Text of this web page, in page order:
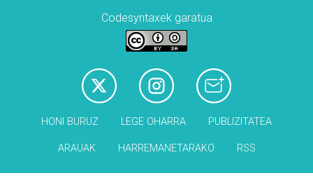
Codesyntaxek garatua
HONI BURUZ LEGE OHARRA PUBLIZITATEA
ARAUAK HARREMANETARAKO RSS